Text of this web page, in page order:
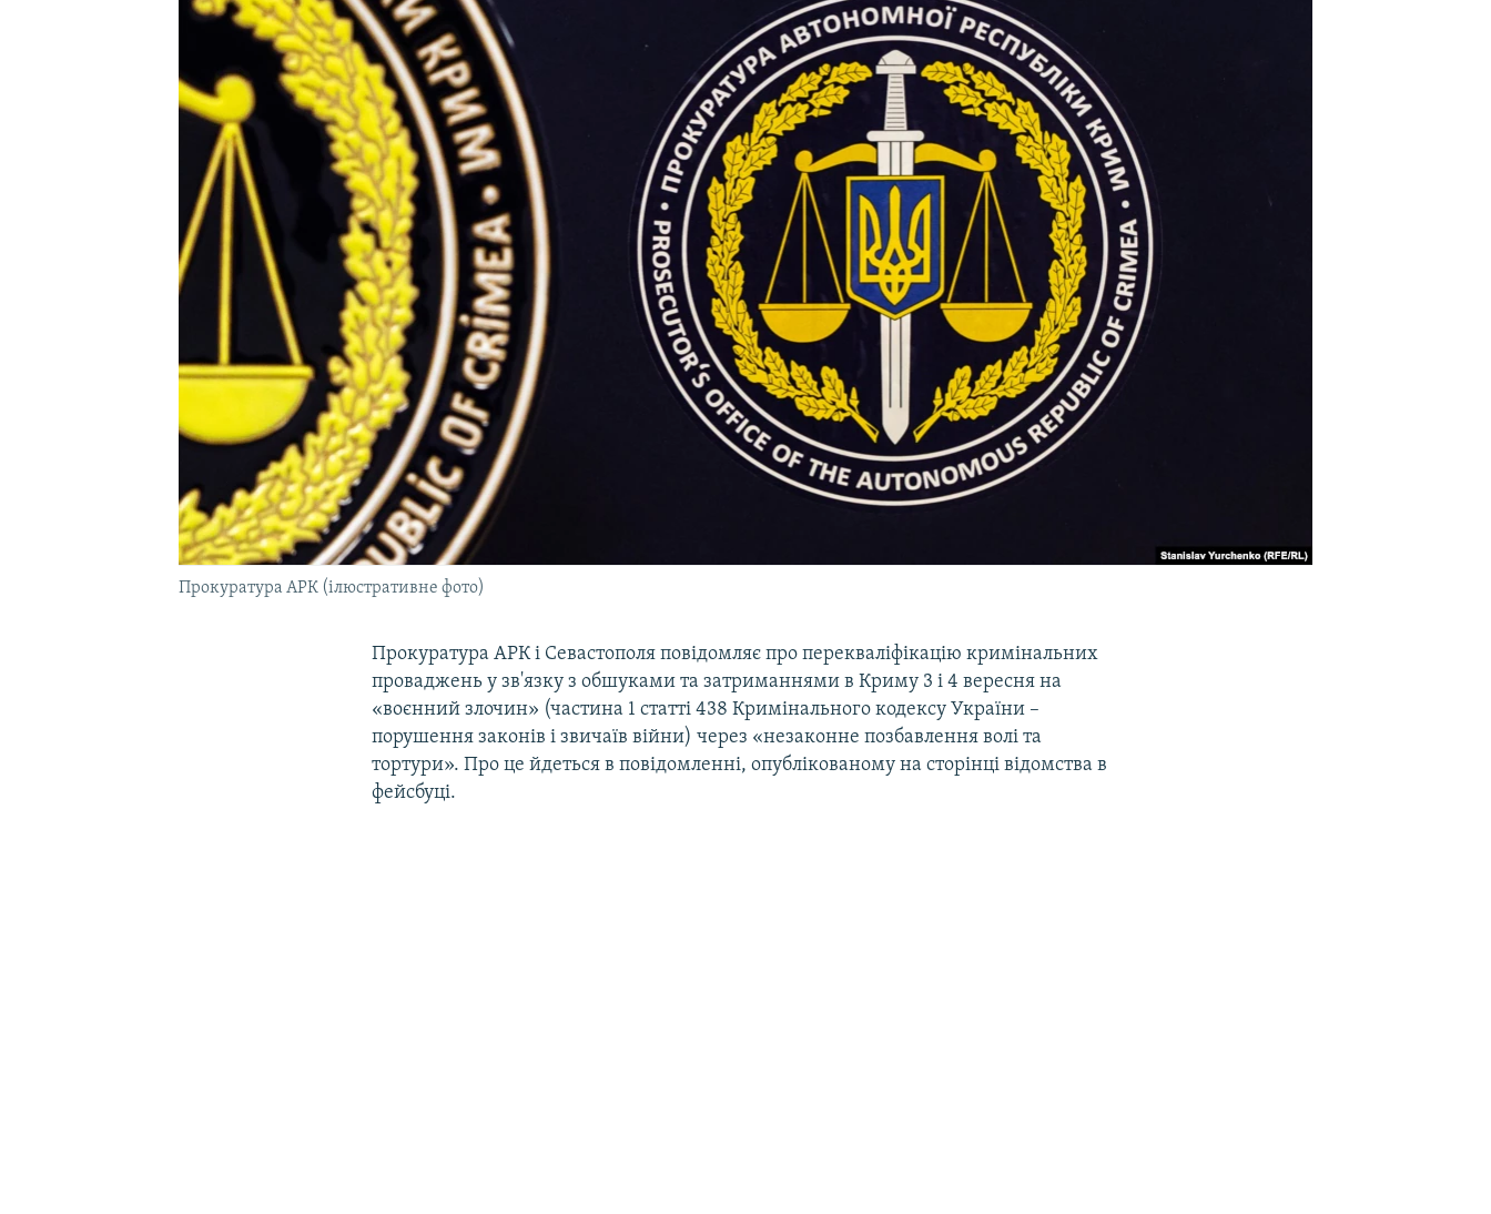
УКРАЇНСЬКА ПРОБЛЕМА КРИМУ
Прокуратура АРК (ілюстративне фото)
Прокуратура АРК і Севастополя повідомляє про перекваліфікацію кримінальних
проваджень у зв'язку з обшуками та затриманнями в Криму 3 і 4 вересня на
«воєнний злочин» (частина 1 статті 438 Кримінального кодексу України –
порушення законів і звичаїв війни) через «незаконне позбавлення волі та
тортури». Про це йдеться в повідомленні, опублікованому на сторінці відомства в
фейсбуці.